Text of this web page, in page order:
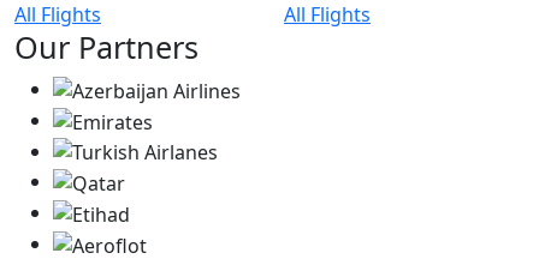
All Flights
All Flights
Our Partners